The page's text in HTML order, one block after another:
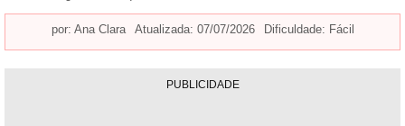
por: Ana Clara Atualizada: 07/07/2026 Dificuldade: Fácil
PUBLICIDADE